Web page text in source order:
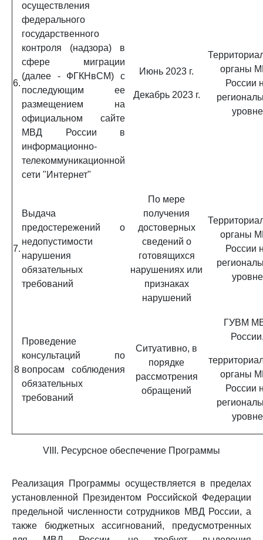
6.
осуществления
федерального
государственного
контроля (надзора) в
сфере миграции
(далее - ФГКНвСМ) с
последующим ее
размещением на
официальном сайте
МВД России в
информационно-
телекоммуникационной
сети "Интернет"
Июнь 2023 г.
Декабрь 2023 г.
органы
России
уровне
7.
Выдача
предостережений о
недопустимости
нарушения
обязательных
требований
По мере
получения
достоверных
сведений о
готовящихся
нарушениях или
признаках
нарушений
органы
России
уровне
8
Проведение
консультаций по
вопросам соблюдения
обязательных
требований
Ситуативно, в
порядке
рассмотрения
обращений
ГУВМ
органы
России
уровне
VIII. Ресурсное обеспечение Программы
Реализация Программы осуществляется в пределах
установленной Президентом Российской Федерации
предельной численности сотрудников МВД России, а
также бюджетных ассигнований, предусмотренных